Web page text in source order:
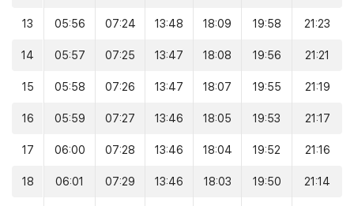
13 05:56 07:24 13:48 18:09 19:58 21:23
14 05:57 07:25 13:47 18:08 19:56 21:21
15 05:58 07:26 13:47 18:07 19:55 21:19
16 05:59 07:27 13:46 18:05 19:53 21:17
17 06:00 07:28 13:46 18:04 19:52 21:16
18 06:01 07:29 13:46 18:03 19:50 21:14